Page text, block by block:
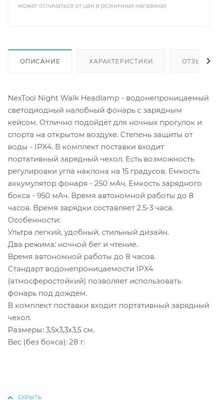
может отличаться от цен в розничных магазинах
ОПИСАНИЕ ХАРАКТЕРИСТИКИ ОТЗЫВЫ
NexTool Night Walk Headlamp - водонепроницаемый
светодиодный налобный фонарь с зарядным
кейсом. Отлично подойдёт для ночных прогулок и
спорта на открытом воздухе. Степень защиты от
воды - IPX4. В комплект поставки входит
портативный зарядный чехол. Есть возможность
регулировки угла наклона на 15 градусов. Емкость
аккумулятор фонаря - 250 мАч. Емкость зарядного
бокса - 950 мАч. Время автономной работы до 8
часов. Время зарядки составляет 2.5-3 часа.
Особенности:
Ультра легкий, удобный, стильный дизайн.
Два режима: ночной бег и чтение.
Время автономной работы до 8 часов.
Стандарт водонепроницаемости IPX4
(атмосферостойкий) позволяет использовать
фонарь под дождем.
В комплект поставки входит портативный зарядный
чехол.
Размеры: 3,5х3,3х3,5 см.
Вес (без бокса): 28 г.